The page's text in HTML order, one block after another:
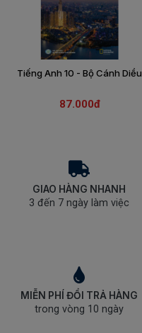
Tiếng Anh 10 - Bộ Cánh Diều
87.000đ
GIAO HÀNG NHANH
3 đến 7 ngày làm việc
MIỄN PHÍ ĐỔI TRẢ HÀNG
trong vòng 10 ngày